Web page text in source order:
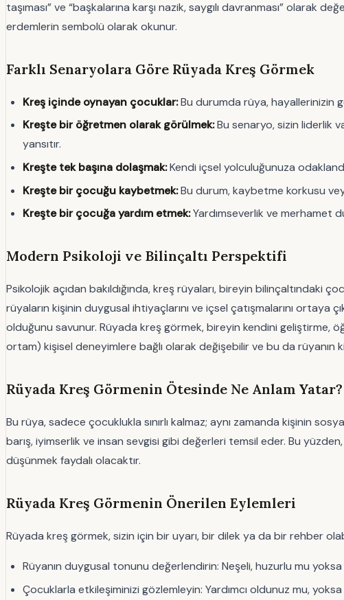
taşıması” ve “başkalarına karşı nazik, saygılı davranması” olarak
erdemlerin sembolü olarak okunur.
Farklı Senaryolara Göre Rüyada Kreş Görmek
Kreş içinde oynayan çocuklar:Bu durumda rüya, hayallerinizin
Kreşte bir öğretmen olarak görülmek:Bu senaryo, sizin liderlik
yansıtır.
Kreşte tek başına dolaşmak:Kendi içsel yolculuğunuza
Kreşte bir çocuğu kaybetmek:Bu durum, kaybetme korkusu
Kreşte bir çocuğa yardım etmek:Yardımseverlik ve merhamet
Modern Psikoloji ve Bilinçaltı Perspektifi
Psikolojik açıdan bakıldığında, kreş rüyaları, bireyin
rüyaların kişinin duygusal ihtiyaçlarını ve içsel çatışmalarını ortaya
olduğunu savunur. Rüyada kreş görmek, bireyin kendini geliştirme,
ortam) kişisel deneyimlere bağlı olarak değişebilir ve bu da rüyanın
Rüyada Kreş Görmenin Ötesinde Ne Anlam Yatar?
Bu rüya, sadece çocuklukla sınırlı kalmaz; aynı zamanda kişinin
barış, iyimserlik ve insan sevgisi gibi değerleri temsil eder. Bu
düşünmek faydalı olacaktır.
Rüyada Kreş Görmenin Önerilen Eylemleri
Rüyada kreş görmek, sizin için bir uyarı, bir dilek ya da bir rehber
Rüyanın duygusal tonunu değerlendirin: Neşeli, huzurlu mu
Çocuklarla etkileşiminizi gözlemleyin: Yardımcı oldunuz mu, yoksa